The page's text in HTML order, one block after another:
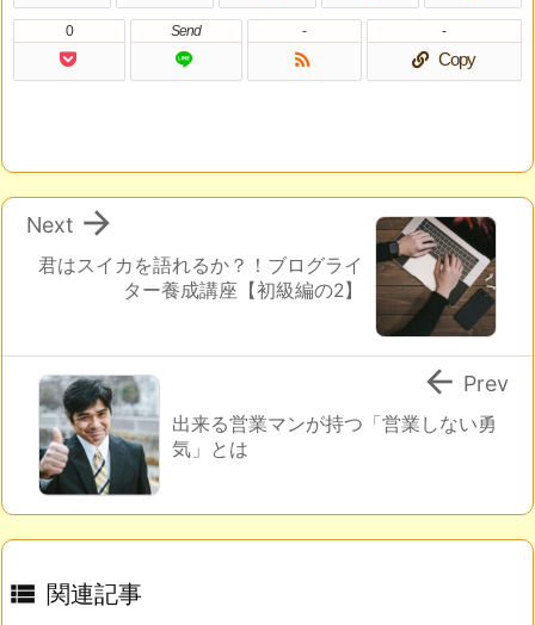
0 Send

-
Copy
-
君はスイカを語れるか？！ブログライ
ター養成講座【初級編の2】

Next
出来る営業マンが持つ「営業しない勇
気」とは
 Prev
 関連記事